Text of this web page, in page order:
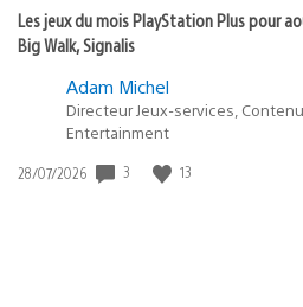
Les jeux du mois PlayStation Plus pour
Big Walk, Signalis
Adam Michel
Directeur Jeux-services,
Entertainment
Date
28/07/2026 3 13